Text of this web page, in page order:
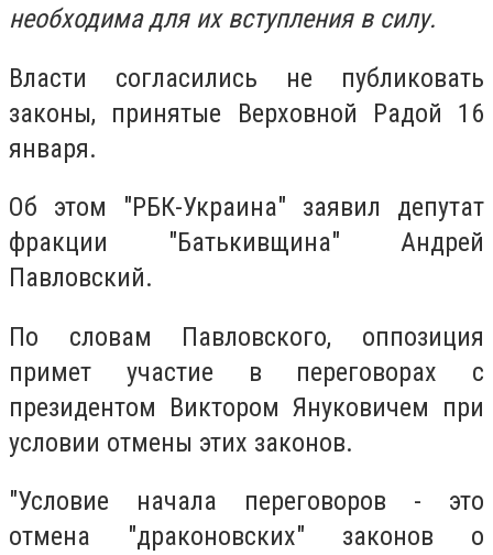
необходима для их вступления в силу.
Власти согласились не публиковать
законы, принятые Верховной Радой 16
января.
Об этом "РБК-Украина" заявил депутат
фракции "Батькивщина" Андрей
Павловский.
По словам Павловского, оппозиция
примет участие в переговорах с
президентом Виктором Януковичем при
условии отмены этих законов.
"Условие начала переговоров - это
отмена "драконовских" законов о